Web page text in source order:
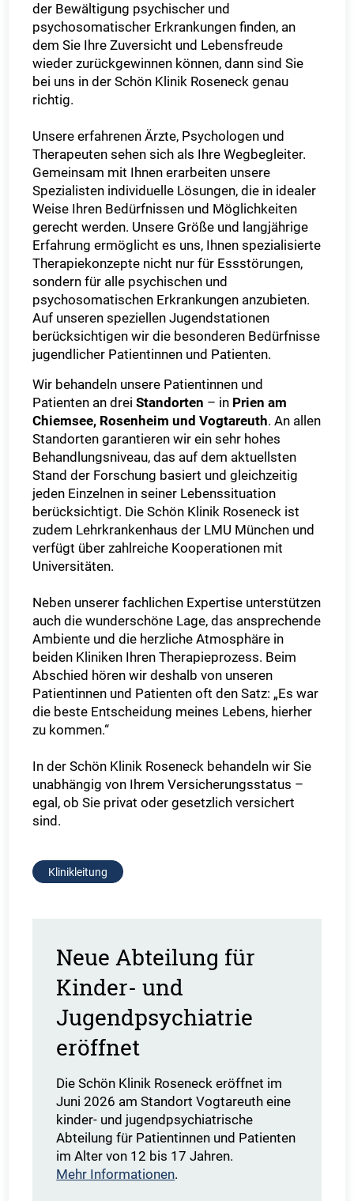
der Bewältigung psychischer und
psychosomatischer Erkrankungen finden, an
dem Sie Ihre Zuversicht und Lebensfreude
wieder zurückgewinnen können, dann sind Sie
bei uns in der Schön Klinik Roseneck genau
richtig.
Unsere erfahrenen Ärzte, Psychologen und
Therapeuten sehen sich als Ihre Wegbegleiter.
Gemeinsam mit Ihnen erarbeiten unsere
Spezialisten individuelle Lösungen, die in idealer
Weise Ihren Bedürfnissen und Möglichkeiten
gerecht werden. Unsere Größe und langjährige
Erfahrung ermöglicht es uns, Ihnen spezialisierte
Therapiekonzepte nicht nur für Essstörungen,
sondern für alle psychischen und
psychosomatischen Erkrankungen anzubieten.
Auf unseren speziellen Jugendstationen
berücksichtigen wir die besonderen Bedürfnisse
jugendlicher Patientinnen und Patienten.
Wir behandeln unsere Patientinnen und
Patienten an drei Standorten – in Prien am
Chiemsee, Rosenheim und Vogtareuth. An allen
Standorten garantieren wir ein sehr hohes
Behandlungsniveau, das auf dem aktuellsten
Stand der Forschung basiert und gleichzeitig
jeden Einzelnen in seiner Lebenssituation
berücksichtigt. Die Schön Klinik Roseneck ist
zudem Lehrkrankenhaus der LMU München und
verfügt über zahlreiche Kooperationen mit
Universitäten.
Neben unserer fachlichen Expertise unterstützen
auch die wunderschöne Lage, das ansprechende
Ambiente und die herzliche Atmosphäre in
beiden Kliniken Ihren Therapieprozess. Beim
Abschied hören wir deshalb von unseren
Patientinnen und Patienten oft den Satz: „Es war
die beste Entscheidung meines Lebens, hierher
zu kommen.“
In der Schön Klinik Roseneck behandeln wir Sie
unabhängig von Ihrem Versicherungsstatus –
egal, ob Sie privat oder gesetzlich versichert
sind.
Klinikleitung
Neue Abteilung für
Kinder- und
Jugendpsychiatrie
eröffnet
Die Schön Klinik Roseneck eröffnet im
Juni 2026 am Standort Vogtareuth eine
kinder- und jugendpsychiatrische
Abteilung für Patientinnen und Patienten
im Alter von 12 bis 17 Jahren.
Mehr Informationen.